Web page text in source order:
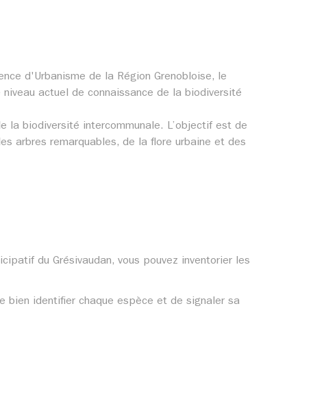
d'Urbanisme de la Région Grenobloise, le
actuel de connaissance de la biodiversité
la biodiversité intercommunale. L’objectif est de
arbres remarquables, de la flore urbaine et des
du Grésivaudan, vous pouvez inventorier les
bien identifier chaque espèce et de signaler sa